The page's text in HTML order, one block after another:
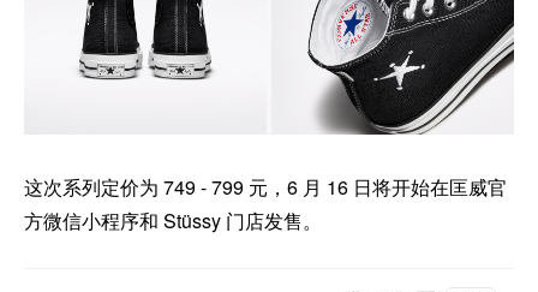
这次系列定价为 749 - 799 元，6 月 16 日将开始在匡威官
方微信小程序和 Stüssy 门店发售。